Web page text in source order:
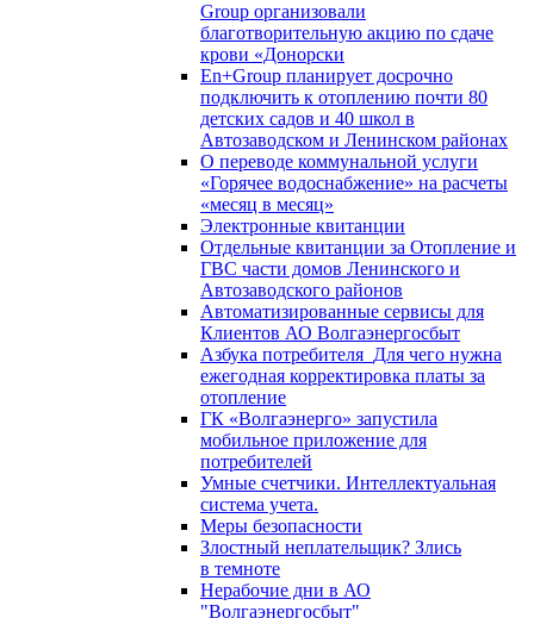
Group организовали
благотворительную акцию по сдаче
крови «Донорски
En+Group планирует досрочно
подключить к отоплению почти 80
детских садов и 40 школ в
Автозаводском и Ленинском районах
О переводе коммунальной услуги
«Горячее водоснабжение» на расчеты
«месяц в месяц»
Электронные квитанции
Отдельные квитанции за Отопление и
ГВС части домов Ленинского и
Автозаводского районов
Автоматизированные сервисы для
Клиентов АО Волгаэнергосбыт
Азбука потребителя_Для чего нужна
ежегодная корректировка платы за
отопление
ГК «Волгаэнерго» запустила
мобильное приложение для
потребителей
Умные счетчики. Интеллектуальная
система учета.
Меры безопасности
Злостный неплательщик? Злись
в темноте
Нерабочие дни в АО
"Волгаэнергосбыт"